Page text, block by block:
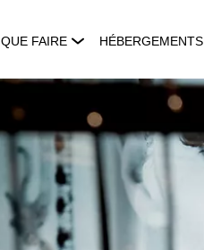
QUE FAIRE HÉBERGEMENTS